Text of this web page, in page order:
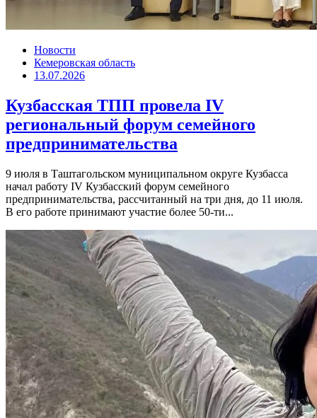
Новости
Кемеровская область
13.07.2026
Кузбасская ТПП провела IV
региональный форум семейного
предпринимательства
9 июля в Таштагольском муниципальном округе Кузбасса
начал работу IV Кузбасский форум семейного
предпринимательства, рассчитанный на три дня, до 11 июля.
В его работе принимают участие более 50-ти...